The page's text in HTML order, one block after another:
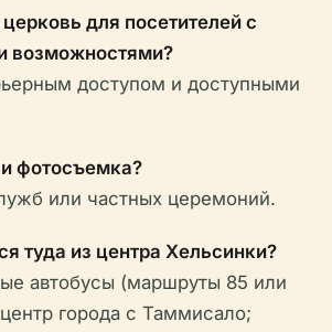
для посетителей с
возможностями?
доступом и доступными
фотосъемка?
или частных церемоний.
туда из центра Хельсинки?
автобусы (маршруты 85 или
города с Таммисало;